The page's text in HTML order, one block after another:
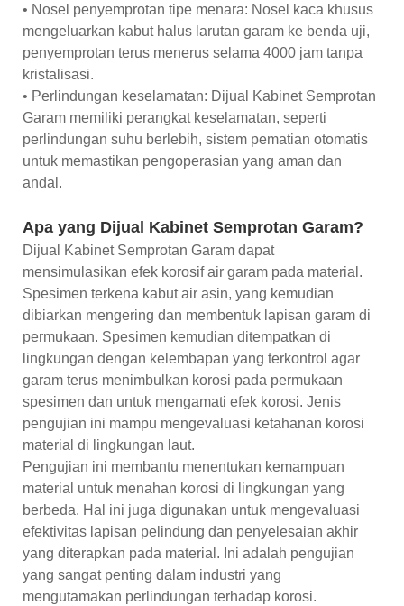
• Nosel penyemprotan tipe menara: Nosel kaca khusus
mengeluarkan kabut halus larutan garam ke benda uji,
penyemprotan terus menerus selama 4000 jam tanpa
kristalisasi.
• Perlindungan keselamatan: Dijual Kabinet Semprotan
Garam memiliki perangkat keselamatan, seperti
perlindungan suhu berlebih, sistem pematian otomatis
untuk memastikan pengoperasian yang aman dan
andal.
Apa yang Dijual Kabinet Semprotan Garam?
Dijual Kabinet Semprotan Garam dapat
mensimulasikan efek korosif air garam pada material.
Spesimen terkena kabut air asin, yang kemudian
dibiarkan mengering dan membentuk lapisan garam di
permukaan. Spesimen kemudian ditempatkan di
lingkungan dengan kelembapan yang terkontrol agar
garam terus menimbulkan korosi pada permukaan
spesimen dan untuk mengamati efek korosi. Jenis
pengujian ini mampu mengevaluasi ketahanan korosi
material di lingkungan laut.
Pengujian ini membantu menentukan kemampuan
material untuk menahan korosi di lingkungan yang
berbeda. Hal ini juga digunakan untuk mengevaluasi
efektivitas lapisan pelindung dan penyelesaian akhir
yang diterapkan pada material. Ini adalah pengujian
yang sangat penting dalam industri yang
mengutamakan perlindungan terhadap korosi.